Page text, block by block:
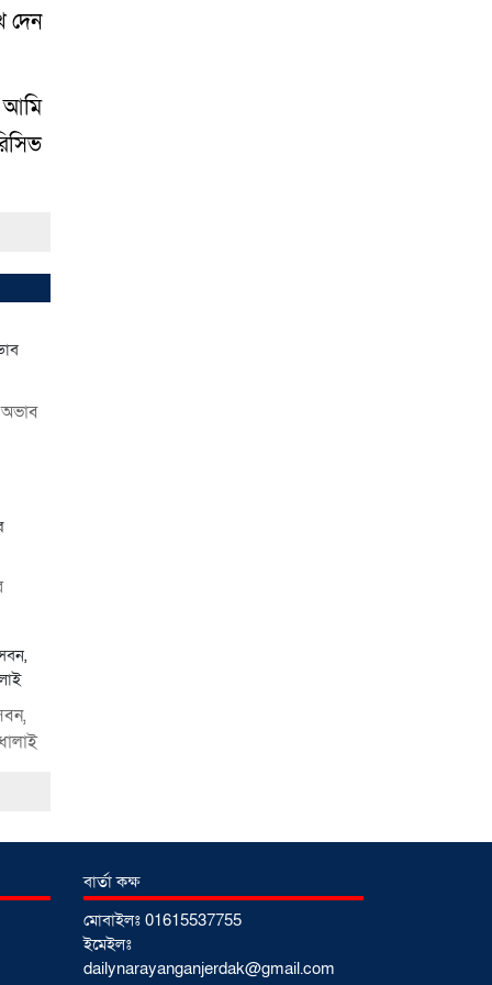
দেন
আমি
অভাব
হাসপাতালকে ভ্রাম্যমান
আদালতের ৩ লাখ টাকা
জরিমানা
০১ আগস্ট
বার্তা কক্ষ
মোবাইলঃ 01615537755
ইমেইলঃ
dailynarayanganjerdak@gmail.com